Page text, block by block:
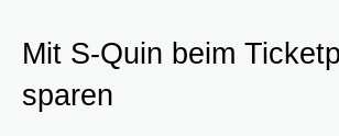
Mit S-Quin beim
sparen